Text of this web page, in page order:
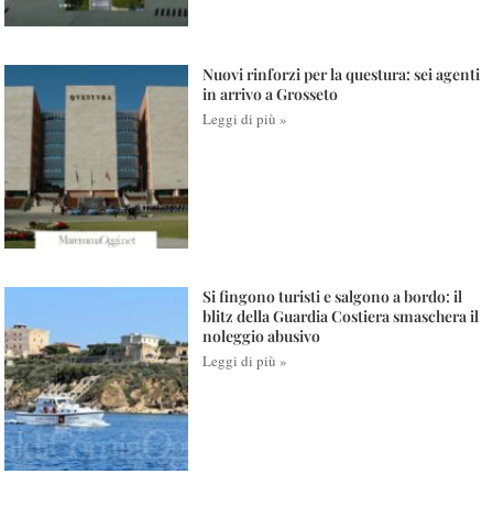
Nuovi rinforzi per la questura: sei agenti
in arrivo a Grosseto
Leggi di più »
Si fingono turisti e salgono a bordo: il
blitz della Guardia Costiera smaschera il
noleggio abusivo
Leggi di più »